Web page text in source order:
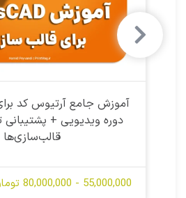
آموزش جامع آرتیوس کد
دوره ویدیویی +
قالب‌سازی‌ها
55,000,000 - 80,000,000 تومان